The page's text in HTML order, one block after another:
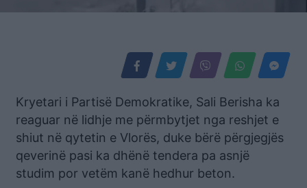
Kryetari i Partisë Demokratike, Sali Berisha ka
reaguar në lidhje me përmbytjet nga reshjet e
shiut në qytetin e Vlorës, duke bërë përgjegjës
qeverinë pasi ka dhënë tendera pa asnjë
studim por vetëm kanë hedhur beton.